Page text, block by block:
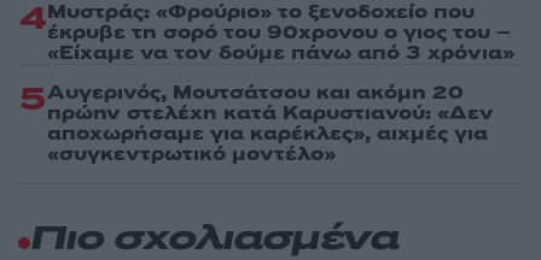
4Μυστράς: «Φρούριο» το ξενοδοχείο που
έκρυβε τη σορό του 90χρονου ο γιος του –
«Είχαμε να τον δούμε πάνω από 3 χρόνια»
5Αυγερινός, Μουτσάτσου και ακόμη 20
πρώην στελέχη κατά Καρυστιανού: «Δεν
αποχωρήσαμε για καρέκλες», αιχμές για
«συγκεντρωτικό μοντέλο»
Πιο σχολιασμένα